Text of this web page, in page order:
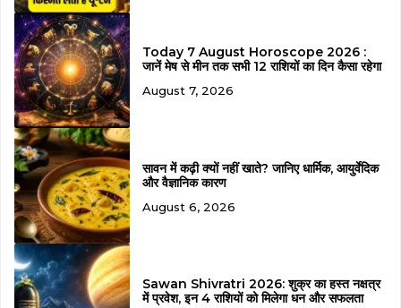
Today 7 August Horoscope 2026 :
जानें मेष से मीन तक सभी 12 राशियों का दिन कैसा रहेगा
August 7, 2026
सावन में कढ़ी क्यों नहीं खाते? जानिए धार्मिक, आयुर्वेदिक
और वैज्ञानिक कारण
August 6, 2026
Sawan Shivratri 2026: शुक्र का हस्त नक्षत्र
में प्रवेश, इन 4 राशियों को मिलेगा धन और सफलता